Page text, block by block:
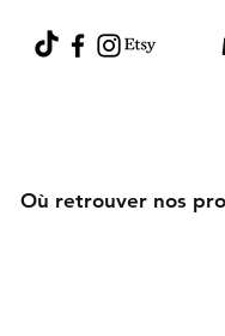
Où retrouver nos